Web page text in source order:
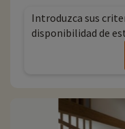
Introduzca sus
disponibilidad de